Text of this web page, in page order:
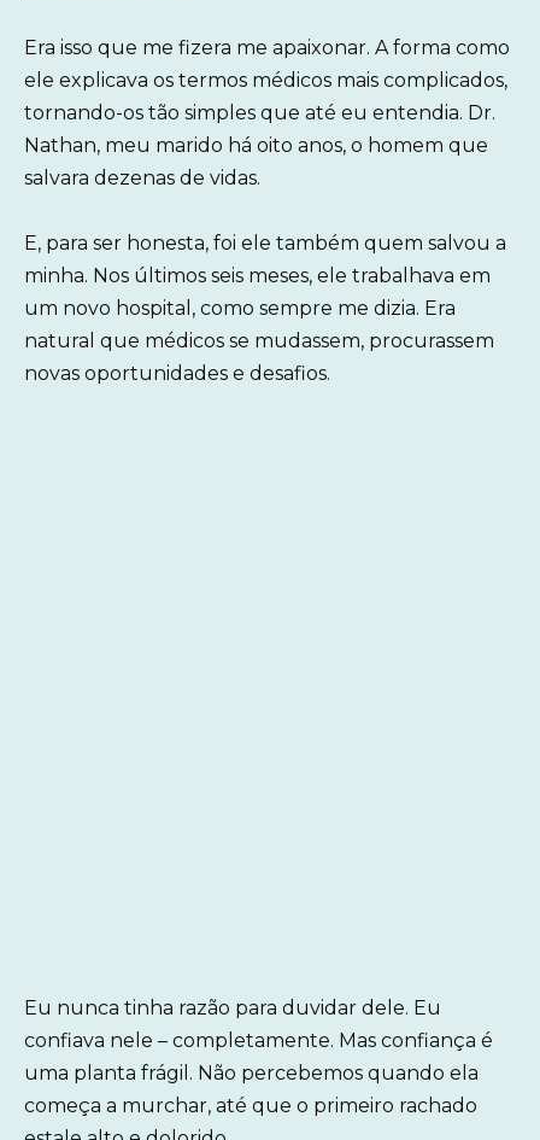
Era isso que me fizera me apaixonar. A forma como
ele explicava os termos médicos mais complicados,
tornando-os tão simples que até eu entendia. Dr.
Nathan, meu marido há oito anos, o homem que
salvara dezenas de vidas.
E, para ser honesta, foi ele também quem salvou a
minha. Nos últimos seis meses, ele trabalhava em
um novo hospital, como sempre me dizia. Era
natural que médicos se mudassem, procurassem
novas oportunidades e desafios.
Eu nunca tinha razão para duvidar dele. Eu
confiava nele – completamente. Mas confiança é
uma planta frágil. Não percebemos quando ela
começa a murchar, até que o primeiro rachado